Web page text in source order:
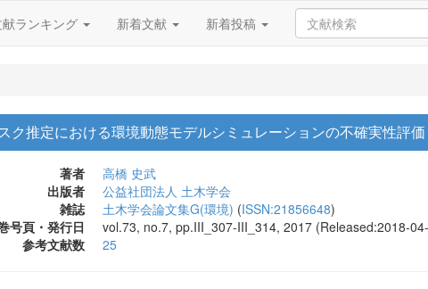
ランキング 新着文献 新着投稿
ク推定における環境動態モデルシミュレーションの不確実性評価
著者
高橋 史武
出版者
公益社団法人 土木学会
雑誌
土木学会論文集G(環境) (ISSN:21856648)
号頁・発行日
vol.73, no.7, pp.III_307-III_314, 2017 (Released:2018-
参考文献数
25